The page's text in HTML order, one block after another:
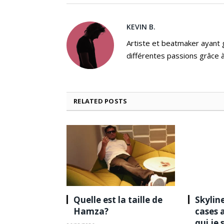
KEVIN B.
Artiste et beatmaker ayant
différentes passions grâce
RELATED POSTS
Quelle est la taille de
Hamza?
cases